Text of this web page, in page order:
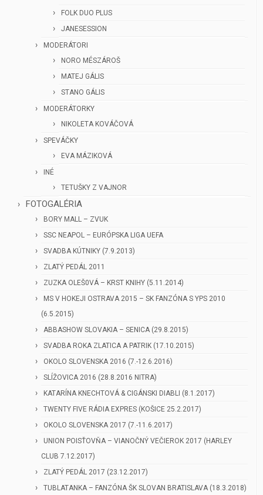
FOLK DUO PLUS
JANESESSION
MODERÁTORI
NORO MÉSZÁROŠ
MATEJ GÁLIS
STANO GÁLIS
MODERÁTORKY
NIKOLETA KOVÁČOVÁ
SPEVÁČKY
EVA MÁZIKOVÁ
INÉ
TETUŠKY Z VAJNOR
FOTOGALÉRIA
BORY MALL – ZVUK
SSC NEAPOL – EURÓPSKA LIGA UEFA
SVADBA KÚTNIKY (7.9.2013)
ZLATÝ PEDÁL 2011
ZUZKA OLEŠ0VÁ – KRST KNIHY (5.11.2014)
MS V HOKEJI OSTRAVA 2015 – SK FANZÓNA S YPS 2010
(6.5.2015)
ABBASHOW SLOVAKIA – SENICA (29.8.2015)
SVADBA ROKA ZLATICA A PATRIK (17.10.2015)
OKOLO SLOVENSKA 2016 (7.-12.6.2016)
SLÍŽOVICA 2016 (28.8.2016 NITRA)
KATARÍNA KNECHTOVÁ & CIGÁNSKI DIABLI (8.1.2017)
TWENTY FIVE RÁDIA EXPRES (KOŠICE 25.2.2017)
OKOLO SLOVENSKA 2017 (7.-11.6.2017)
UNION POISŤOVŇA – VIANOČNÝ VEČIEROK 2017 (HARLEY
CLUB 7.12.2017)
ZLATÝ PEDÁL 2017 (23.12.2017)
TUBLATANKA – FANZÓNA ŠK SLOVAN BRATISLAVA (18.3.2018)